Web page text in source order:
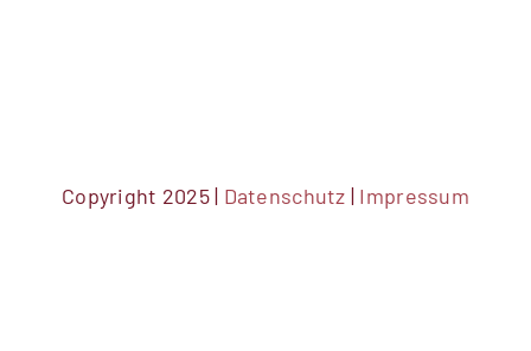
Copyright 2025 | Datenschutz | Impressum